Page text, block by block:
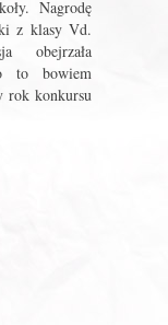
Nagrodę
z klasy Vd.
obejrzała
to bowiem
rok konkursu